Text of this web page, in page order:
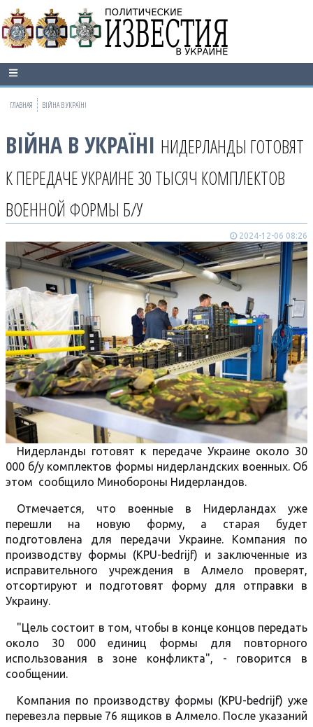
ГЛАВНАЯ ВІЙНА В УКРАЇНІ
ВІЙНА В УКРАЇНІ НИДЕРЛАНДЫ ГОТОВЯТ
К ПЕРЕДАЧЕ УКРАИНЕ 30 ТЫСЯЧ КОМПЛЕКТОВ
ВОЕННОЙ ФОРМЫ Б/У
2024-12-06 08:26
Нидерланды готовят к передаче Украине около 30
000 б/у комплектов формы нидерландских военных. Об
этом сообщило Минобороны Нидерландов.
Отмечается, что военные в Нидерландах уже
перешли на новую форму, а старая будет
подготовлена ​​для передачи Украине. Компания по
производству формы (KPU-bedrijf) и заключенные из
исправительного учреждения в Алмело проверят,
отсортируют и подготовят форму для отправки в
Украину.
"Цель состоит в том, чтобы в конце концов передать
около 30 000 единиц формы для повторного
использования в зоне конфликта", - говорится в
сообщении.
Компания по производству формы (KPU-bedrijf) уже
перевезла первые 76 ящиков в Алмело. После указаний